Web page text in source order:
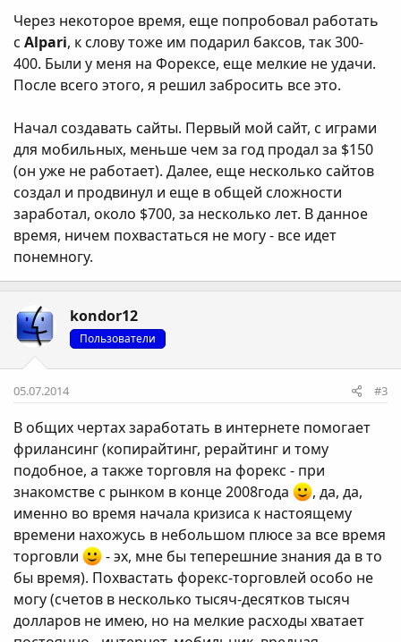
Через некоторое время, еще попробовал работать
с Alpari, к слову тоже им подарил баксов, так 300-
400. Были у меня на Форексе, еще мелкие не удачи.
После всего этого, я решил забросить все это.
Начал создавать сайты. Первый мой сайт, с играми
для мобильных, меньше чем за год продал за $150
(он уже не работает). Далее, еще несколько сайтов
создал и продвинул и еще в общей сложности
заработал, около $700, за несколько лет. В данное
время, ничем похвастаться не могу - все идет
понемногу.
kondor12
Пользователи
05.07.2014 #3
В общих чертах заработать в интернете помогает
фрилансинг (копирайтинг, рерайтинг и тому
подобное, а также торговля на форекс - при
знакомстве с рынком в конце 2008года
, да, да,
именно во время начала кризиса к настоящему
времени нахожусь в небольшом плюсе за все время
торговли
- эх, мне бы теперешние знания да в то
бы время). Похвастать форекс-торговлей особо не
могу (счетов в несколько тысяч-десятков тысяч
долларов не имею, но на мелкие расходы хватает